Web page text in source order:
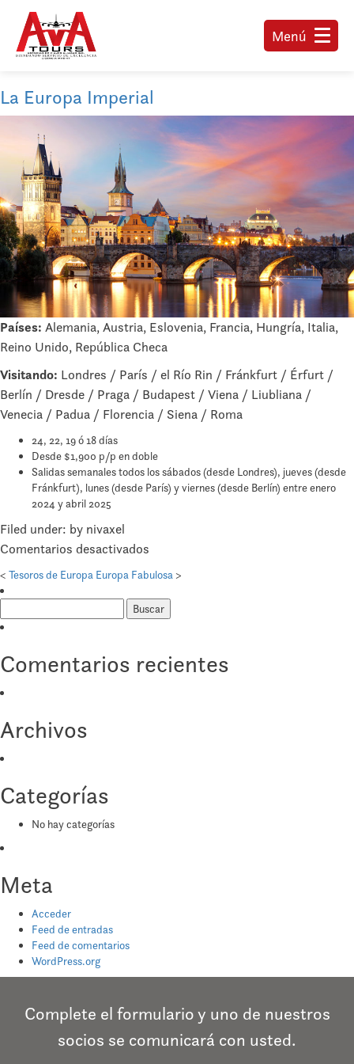
Menú
La Europa Imperial
Países: Alemania, Austria, Eslovenia, Francia, Hungría, Italia,
Reino Unido, República Checa
Visitando: Londres / París / el Río Rin / Fránkfurt / Érfurt /
Berlín / Dresde / Praga / Budapest / Viena / Liubliana /
Venecia / Padua / Florencia / Siena / Roma
24, 22, 19 ó 18 días
Desde $1,900 p/p en doble
Salidas semanales todos los sábados (desde Londres), jueves (desde
Fránkfurt), lunes (desde París) y viernes (desde Berlín) entre enero
2024 y abril 2025
Filed under: by nivaxel
Comentarios desactivados
La
Imperial
< Tesoros de Europa Europa Fabulosa >
Comentarios recientes
Archivos
Categorías
No hay categorías
Meta
Acceder
Feed de entradas
Feed de comentarios
WordPress.org
Complete el formulario y uno de nuestros
socios se comunicará con usted.